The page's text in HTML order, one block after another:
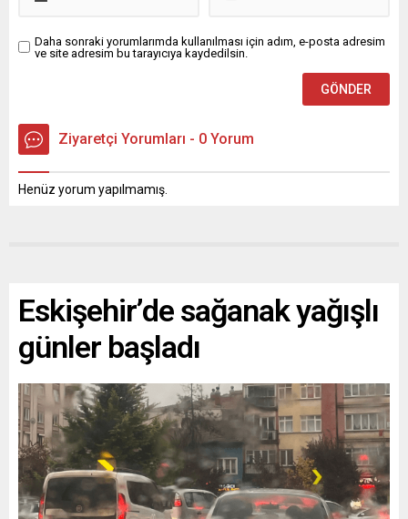
Daha sonraki yorumlarımda kullanılması için adım, e-posta adresim
ve site adresim bu tarayıcıya kaydedilsin.
Ziyaretçi Yorumları - 0 Yorum
Henüz yorum yapılmamış.
Eskişehir’de sağanak yağışlı
günler başladı